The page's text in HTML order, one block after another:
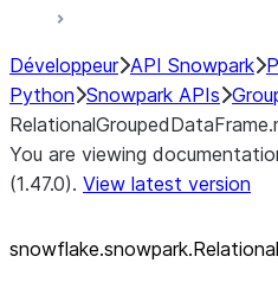
Développeur API Snowpark
Python Snowpark APIs
You are viewing
(1.47.0). View latest version